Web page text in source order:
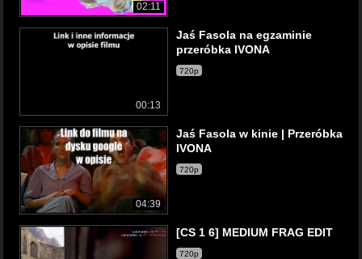
02:11
00:13
Jaś Fasola na egzaminie
przeróbka IVONA
720p
04:39
Jaś Fasola w kinie | Przeróbka
IVONA
720p
[CS 1 6] MEDIUM FRAG EDIT
720p